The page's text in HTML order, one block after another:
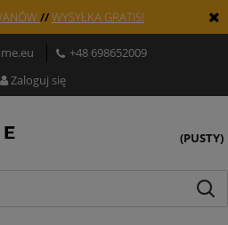
//WYSYŁKA GRATIS!
+48 698652009
Zaloguj się
(PUSTY)